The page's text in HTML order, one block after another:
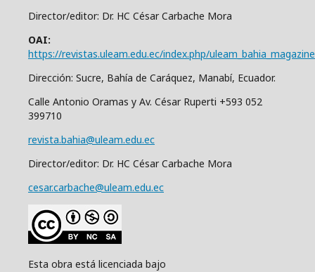
Director/editor: Dr. HC César Carbache Mora
OAI:
https://revistas.uleam.edu.ec/index.php/
Dirección: Sucre, Bahía de Caráquez, Manabí, Ecuador.
Calle Antonio Oramas y Av. César Ruperti +593 052
399710
revista.bahia@uleam.edu.ec
Director/editor: Dr. HC César Carbache Mora
cesar.carbache@uleam.edu.ec
Esta obra está licenciada bajo